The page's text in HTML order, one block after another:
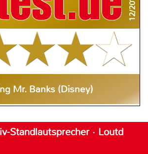
12/2014
Mr. Banks (Disney)
Standlautsprecher · Loutd